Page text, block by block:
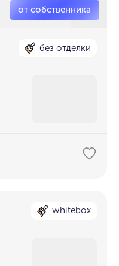
без отделки
whitebox